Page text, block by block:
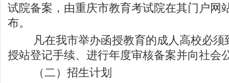
试院备案，由重庆市教育考试院在其门户网
布。
凡在我市举办函授教育的成人高校必须
授站登记手续、进行年度审核备案并向社会
（二）招生计划